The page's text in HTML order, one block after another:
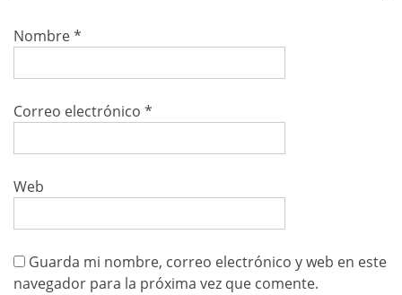
Nombre*
Correo electrónico *
Web
Guarda mi nombre, correo electrónico y web en este
navegador para la próxima vez que comente.